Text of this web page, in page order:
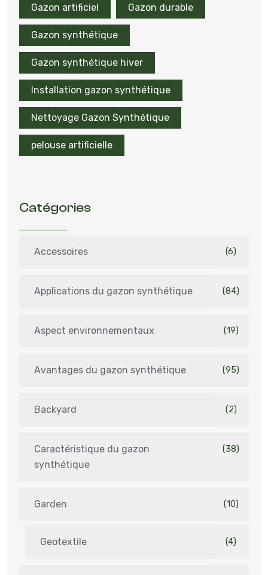
Gazon artificiel Gazon durable
Gazon synthétique
Gazon synthétique hiver
Installation gazon synthétique
Nettoyage Gazon Synthétique
pelouse artificielle
Catégories
Accessoires (6)
Applications du gazon synthétique (84)
Aspect environnementaux (19)
Avantages du gazon synthétique (95)
Backyard (2)
Caractéristique du gazon
synthétique
(38)
Garden (10)
Geotextile (4)